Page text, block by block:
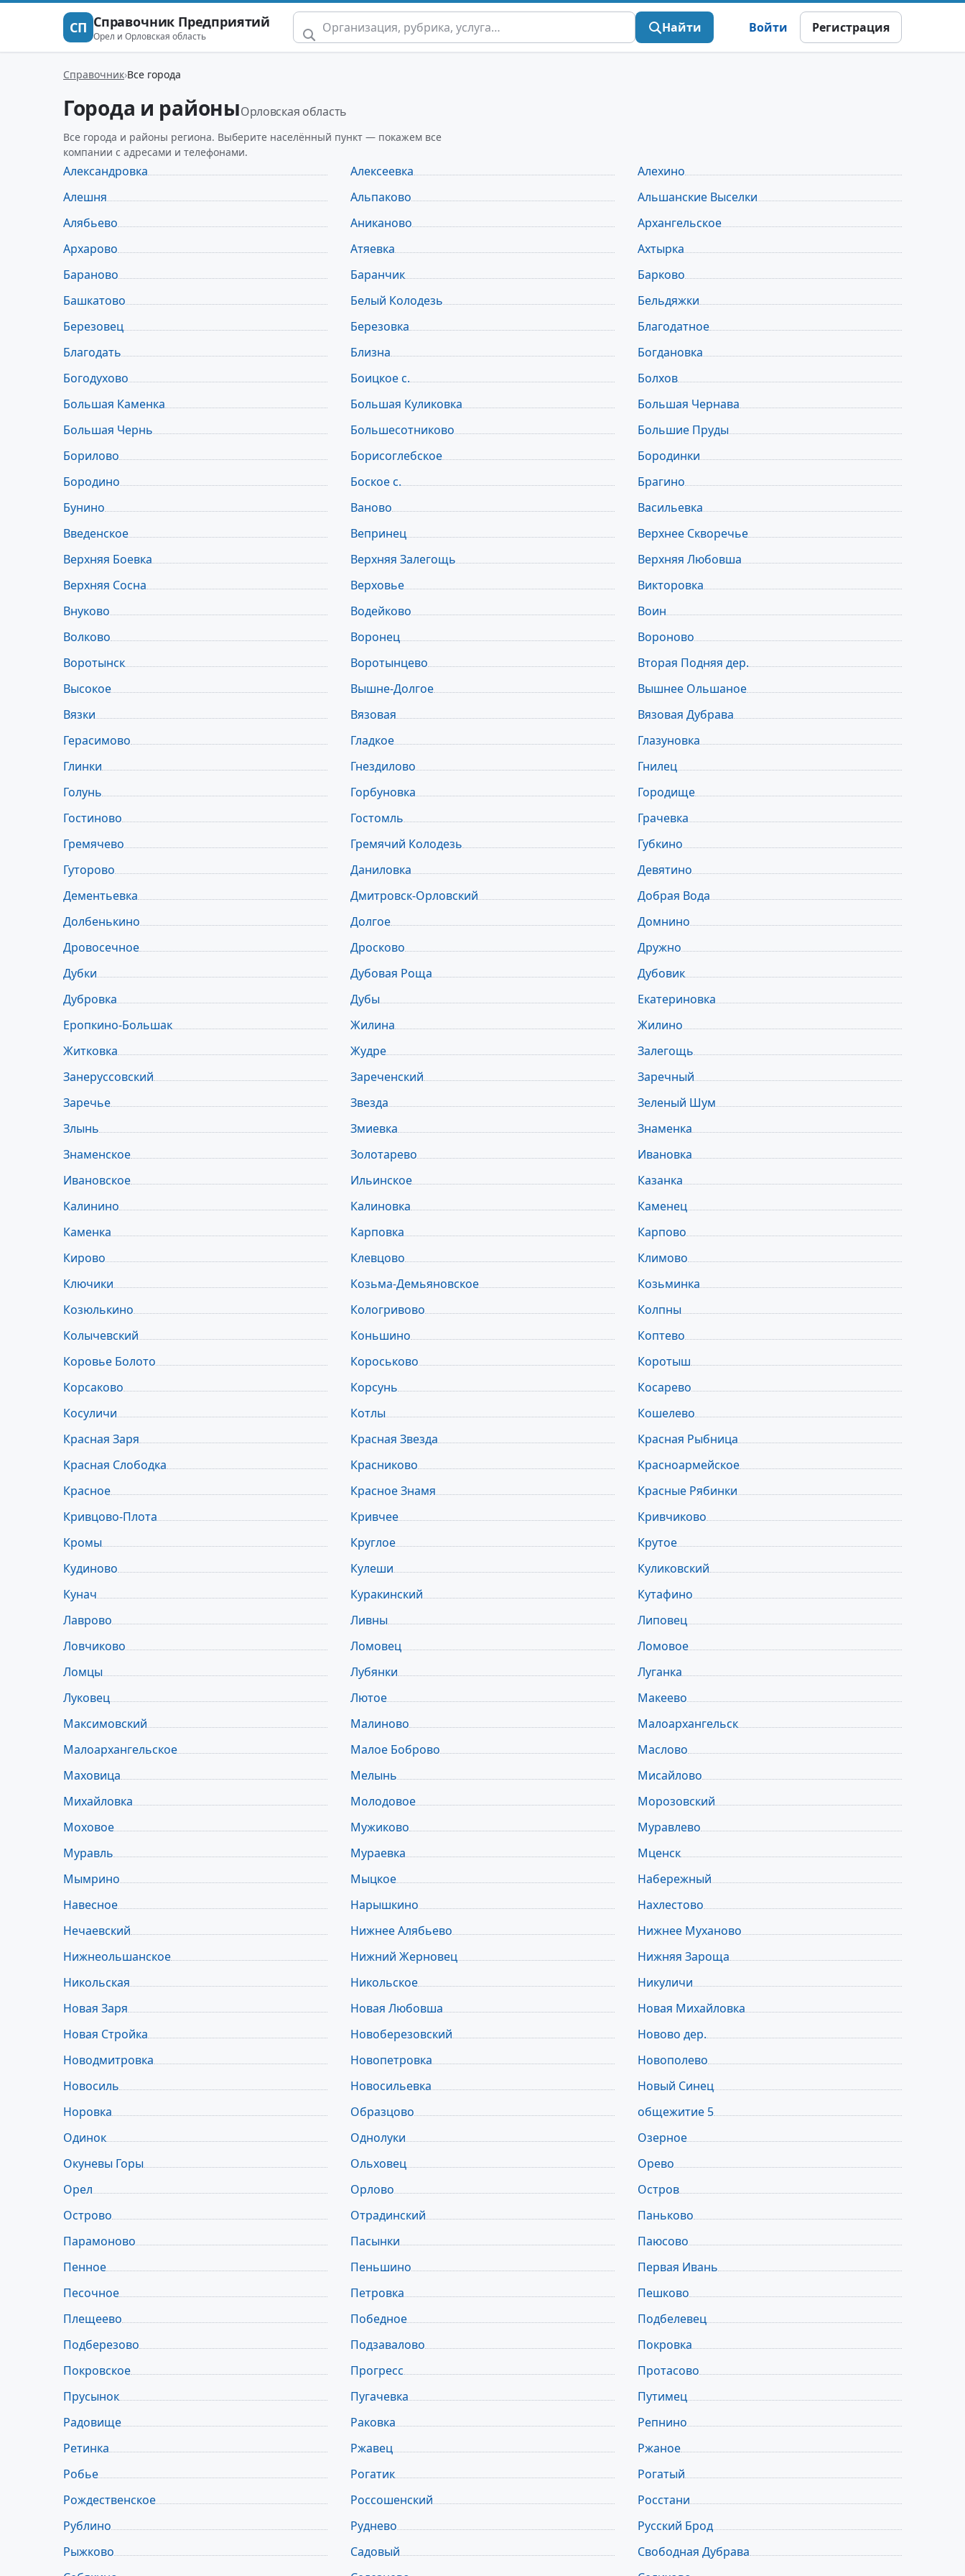
СП Справочник Предприятий
Орел и Орловская область
Найти Войти Регистрация
Справочник Все города
Города и районыОрловская область
Все города и районы региона. Выберите населённый пункт — покажем все
компании с адресами и телефонами.
Александровка Алексеевка
Алехино
Алешня
Альпаково
Альшанские Выселки
Алябьево
Аниканово
Архангельское
Архарово
Атяевка
Ахтырка
Бараново
Баранчик
Барково
Башкатово
Белый Колодезь
Бельдяжки
Березовец
Березовка
Благодатное
Благодать
Близна
Богдановка
Богодухово
Боицкое с.
Болхов
Большая Каменка
Большая Куликовка
Большая Чернава
Большая Чернь
Большесотниково
Большие Пруды
Борилово
Борисоглебское
Бородинки
Бородино
Боское с.
Брагино
Бунино
Ваново
Васильевка
Введенское
Вепринец
Верхнее Скворечье
Верхняя Боевка
Верхняя Залегощь
Верхняя Любовша
Верхняя Сосна
Верховье
Викторовка
Внуково
Водейково
Воин
Волково
Воронец
Вороново
Воротынск
Воротынцево
Вторая Подняя дер.
Высокое
Вышне-Долгое
Вышнее Ольшаное
Вязки
Вязовая
Вязовая Дубрава
Герасимово
Гладкое
Глазуновка
Глинки
Гнездилово
Гнилец
Голунь
Горбуновка
Городище
Гостиново
Гостомль
Грачевка
Гремячево
Гремячий Колодезь
Губкино
Гуторово
Даниловка
Девятино
Дементьевка
Дмитровск-Орловский
Добрая Вода
Долбенькино
Долгое
Домнино
Дровосечное
Дросково
Дружно
Дубки
Дубовая Роща
Дубовик
Дубровка
Дубы
Екатериновка
Еропкино-Большак
Жилина
Жилино
Житковка
Жудре
Залегощь
Занеруссовский
Зареченский
Заречный
Заречье
Звезда
Зеленый Шум
Злынь
Змиевка
Знаменка
Знаменское
Золотарево
Ивановка
Ивановское
Ильинское
Казанка
Калинино
Калиновка
Каменец
Каменка
Карповка
Карпово
Кирово
Клевцово
Климово
Ключики
Козьма-Демьяновское
Козьминка
Козюлькино
Кологривово
Колпны
Колычевский
Коньшино
Коптево
Коровье Болото
Короськово
Коротыш
Корсаково
Корсунь
Косарево
Косуличи
Котлы
Кошелево
Красная Заря
Красная Звезда
Красная Рыбница
Красная Слободка
Красниково
Красноармейское
Красное
Красное Знамя
Красные Рябинки
Кривцово-Плота
Кривчее
Кривчиково
Кромы
Круглое
Крутое
Кудиново
Кулеши
Куликовский
Кунач
Куракинский
Кутафино
Лаврово
Ливны
Липовец
Ловчиково
Ломовец
Ломовое
Ломцы
Лубянки
Луганка
Луковец
Лютое
Макеево
Максимовский
Малиново
Малоархангельск
Малоархангельское
Малое Боброво
Маслово
Маховица
Мелынь
Мисайлово
Михайловка
Молодовое
Морозовский
Моховое
Мужиково
Муравлево
Муравль
Мураевка
Мценск
Мымрино
Мыцкое
Набережный
Навесное
Нарышкино
Нахлестово
Нечаевский
Нижнее Алябьево
Нижнее Муханово
Нижнеольшанское
Нижний Жерновец
Нижняя Зароща
Никольская
Никольское
Никуличи
Новая Заря
Новая Любовша
Новая Михайловка
Новая Стройка
Новоберезовский
Новово дер.
Новодмитровка
Новопетровка
Новополево
Новосиль
Новосильевка
Новый Синец
Норовка
Образцово
общежитие 5
Одинок
Однолуки
Озерное
Окуневы Горы
Ольховец
Орево
Орел
Орлово
Остров
Острово
Отрадинский
Паньково
Парамоново
Пасынки
Паюсово
Пенное
Пеньшино
Первая Ивань
Песочное
Петровка
Пешково
Плещеево
Победное
Подбелевец
Подберезово
Подзавалово
Покровка
Покровское
Прогресс
Протасово
Прусынок
Пугачевка
Путимец
Радовище
Раковка
Репнино
Ретинка
Ржавец
Ржаное
Робье
Рогатик
Рогатый
Рождественское
Россошенский
Росстани
Рублино
Руднево
Русский Брод
Рыжково
Садовый
Свободная Дубрава